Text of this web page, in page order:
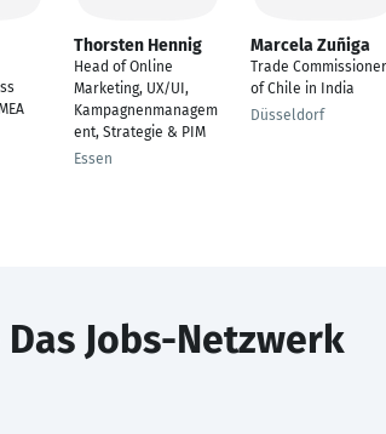
Thorsten Hennig
Head of Online
Marketing, UX/UI,
Kampagnenmanagem
ent, Strategie & PIM
Essen
Marcela Zuñiga
Trade Commissioner
of Chile in India
Düsseldorf
Das Jobs-Netzwerk